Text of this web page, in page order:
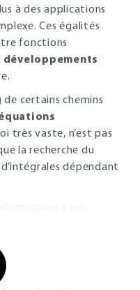
à des applications
Ces égalités
fonctions
développements
de certains chemins
très vaste, n’est pas
la recherche du
dépendant